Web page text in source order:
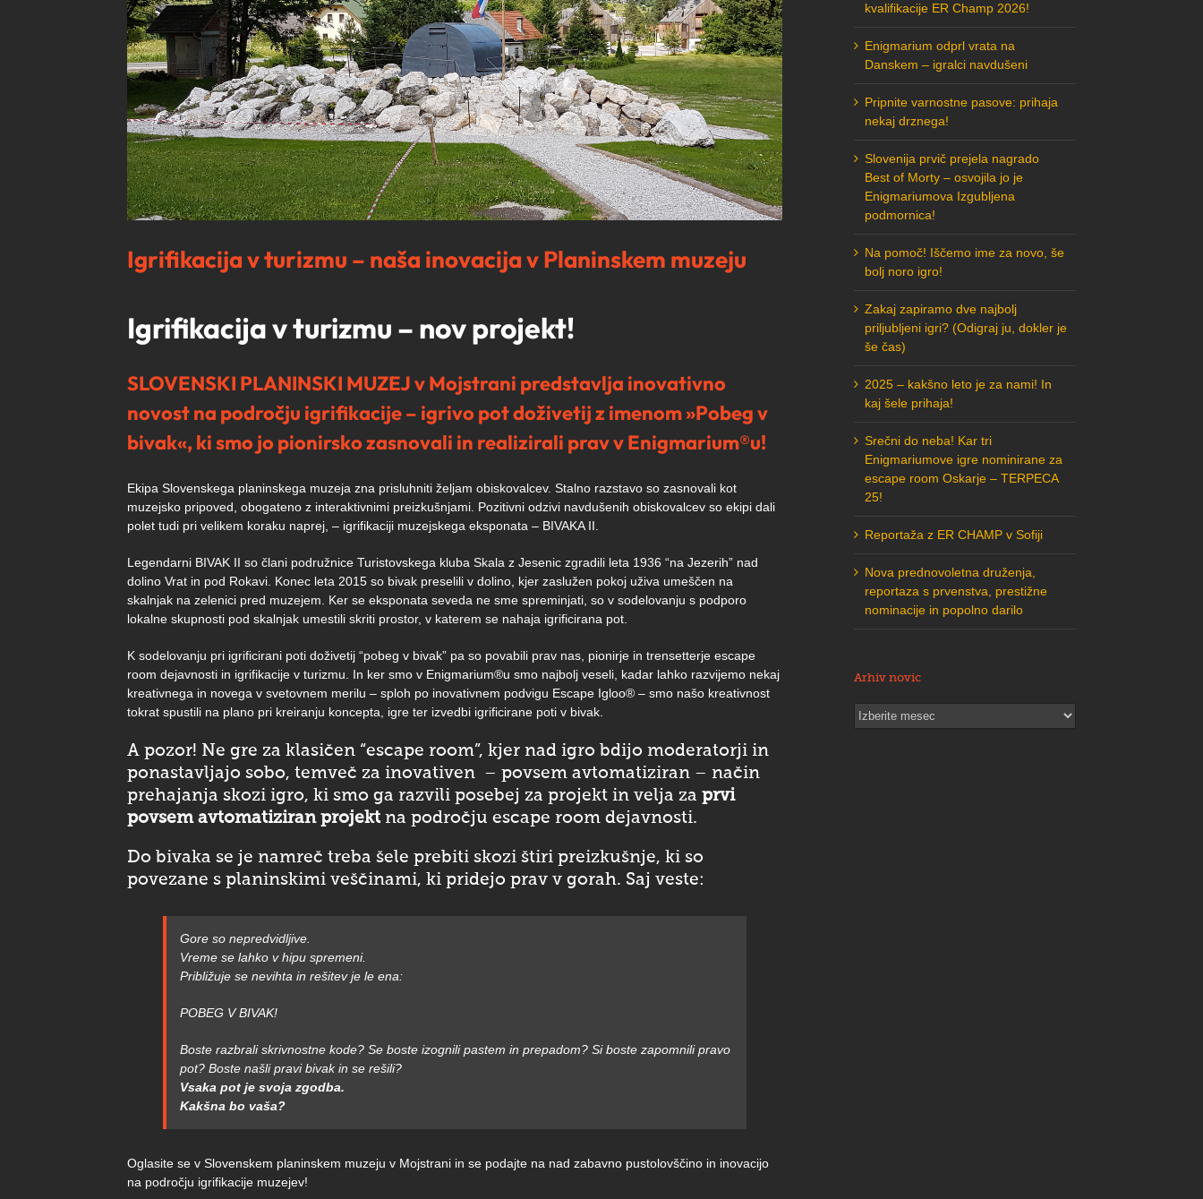
Igrifikacija v turizmu – naša inovacija v Planinskem muzeju
Igrifikacija v turizmu – nov projekt!
SLOVENSKI PLANINSKI MUZEJ v Mojstrani predstavlja inovativno
novost na področju igrifikacije – igrivo pot doživetij z imenom »Pobeg v
bivak«, ki smo jo pionirsko zasnovali in realizirali prav v Enigmarium®u!
Ekipa Slovenskega planinskega muzeja zna prisluhniti željam obiskovalcev. Stalno razstavo so zasnovali kot
muzejsko pripoved, obogateno z interaktivnimi preizkušnjami. Pozitivni odzivi navdušenih obiskovalcev so ekipi dali
polet tudi pri velikem koraku naprej, – igrifikaciji muzejskega eksponata – BIVAKA II.
Legendarni BIVAK II so člani podružnice Turistovskega kluba Skala z Jesenic zgradili leta 1936 “na Jezerih” nad
dolino Vrat in pod Rokavi. Konec leta 2015 so bivak preselili v dolino, kjer zaslužen pokoj uživa umeščen na
skalnjak na zelenici pred muzejem. Ker se eksponata seveda ne sme spreminjati, so v sodelovanju s podporo
lokalne skupnosti pod skalnjak umestili skriti prostor, v katerem se nahaja igrificirana pot.
K sodelovanju pri igrificirani poti doživetij “pobeg v bivak” pa so povabili prav nas, pionirje in trensetterje escape
room dejavnosti in igrifikacije v turizmu. In ker smo v Enigmarium®u smo najbolj veseli, kadar lahko razvijemo nekaj
kreativnega in novega v svetovnem merilu – sploh po inovativnem podvigu Escape Igloo® – smo našo kreativnost
tokrat spustili na plano pri kreiranju koncepta, igre ter izvedbi igrificirane poti v bivak.
A pozor! Ne gre za klasičen “escape room”, kjer nad igro bdijo moderatorji in
ponastavljajo sobo, temveč za inovativen – povsem avtomatiziran – način
prehajanja skozi igro, ki smo ga razvili posebej za projekt in velja za prvi
povsem avtomatiziran projektna področju escape room dejavnosti.
Do bivaka se je namreč treba šele prebiti skozi štiri preizkušnje, ki so
povezane s planinskimi veščinami, ki pridejo prav v gorah. Saj veste:
Gore so nepredvidljive.
Vreme se lahko v hipu spremeni.
Približuje se nevihta in rešitev je le ena:
POBEG V BIVAK!
Boste razbrali skrivnostne kode? Se boste izognili pastem in prepadom? Si boste zapomnili pravo
pot? Boste našli pravi bivak in se rešili?
Vsaka pot je svoja zgodba.
Kakšna bo vaša?
Oglasite se v Slovenskem planinskem muzeju v Mojstrani in se podajte na nad zabavno pustolovščino in inovacijo
na področju igrifikacije muzejev!
kvalifikacije ER Champ 2026!
Enigmarium odprl vrata na
Danskem – igralci navdušeni
Pripnite varnostne pasove: prihaja
nekaj drznega!
Slovenija prvič prejela nagrado
Best of Morty – osvojila jo je
Enigmariumova Izgubljena
podmornica!
Na pomoč! Iščemo ime za novo, še
bolj noro igro!
Zakaj zapiramo dve najbolj
priljubljeni igri? (Odigraj ju, dokler je
še čas)
2025 – kakšno leto je za nami! In
kaj šele prihaja!
Srečni do neba! Kar tri
Enigmariumove igre nominirane za
escape room Oskarje – TERPECA
25!
Reportaža z ER CHAMP v Sofiji
Nova prednovoletna druženja,
reportaza s prvenstva, prestižne
nominacije in popolno darilo
Arhiv novic
Arhiv
novic